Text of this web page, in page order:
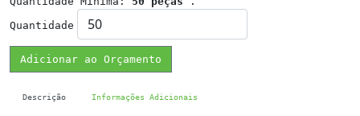
Quantidade
Adicionar ao Orçamento
Descrição Informações Adicionais